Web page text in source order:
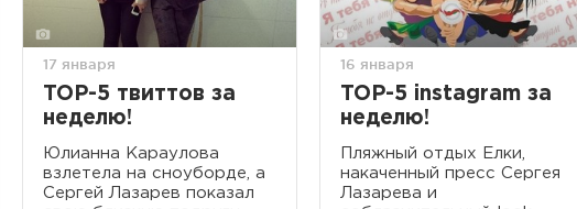
17 января
TOP-5 твиттов за
неделю!
Юлианна Караулова
взлетела на сноуборде, а
Сергей Лазарев показал
16 января
TOP-5 instagram за
неделю!
Пляжный отдых Елки,
накаченный пресс Сергея
Лазарева и